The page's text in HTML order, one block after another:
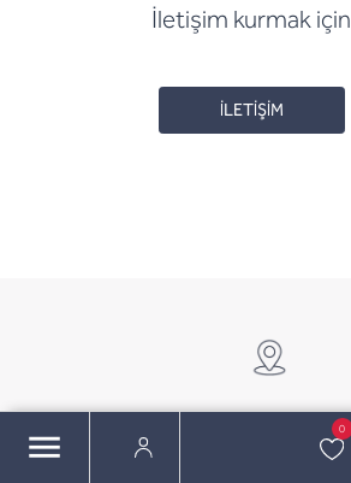
0
İletişim kurmak için
İLETİŞİM
MERKEZ OFİS